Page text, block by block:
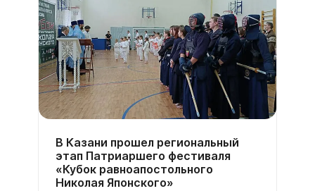
В Казани прошел региональный
этап Патриаршего фестиваля
«Кубок равноапостольного
Николая Японского»